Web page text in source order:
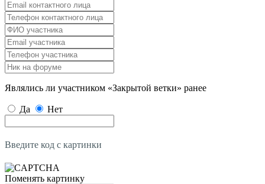
Являлись ли участником «Закрытой ветки» ранее
Да Нет
Введите код с картинки
Поменять картинку